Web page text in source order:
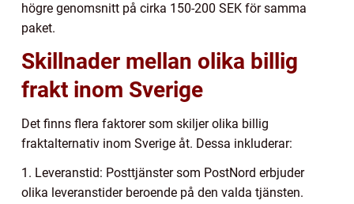
högre genomsnitt på cirka 150-200 SEK för samma
paket.
Skillnader mellan olika billig
frakt inom Sverige
Det finns flera faktorer som skiljer olika billig
fraktalternativ inom Sverige åt. Dessa inkluderar:
1. Leveranstid: Posttjänster som PostNord erbjuder
olika leveranstider beroende på den valda tjänsten.